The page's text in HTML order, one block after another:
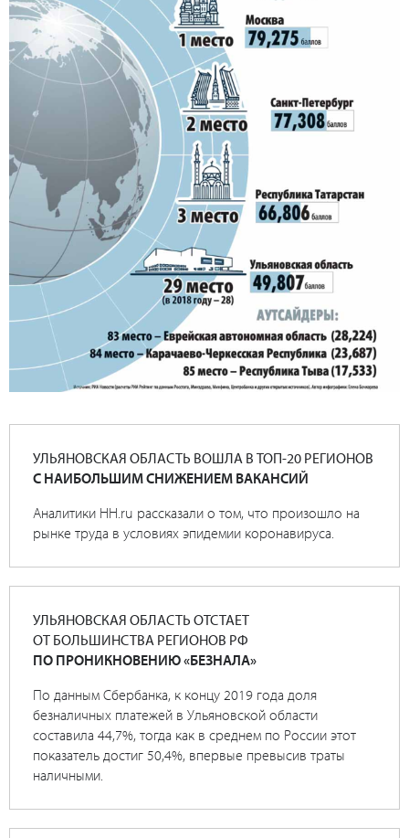
УЛЬЯНОВСКАЯ ОБЛАСТЬ ВОШЛА В ТОП-20 РЕГИОНОВ
С НАИБОЛЬШИМ СНИЖЕНИЕМ ВАКАНСИЙ
Аналитики HH.ru рассказали о том, что произошло на
рынке труда в условиях эпидемии коронавируса.
УЛЬЯНОВСКАЯ ОБЛАСТЬ ОТСТАЕТ
ОТ БОЛЬШИНСТВА РЕГИОНОВ РФ
ПО ПРОНИКНОВЕНИЮ «БЕЗНАЛА»
По данным Сбербанка, к концу 2019 года доля
безналичных платежей в Ульяновской области
составила 44,7%, тогда как в среднем по России этот
показатель достиг 50,4%, впервые превысив траты
наличными.